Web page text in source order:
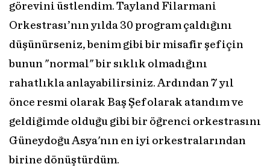
görevini üstlendim. Tayland Filarmani
Orkestrası’nın yılda 30 program çaldığını
düşünürseniz, benim gibi bir misafir şef için
bunun "normal" bir sıklık olmadığını
rahatlıkla anlayabilirsiniz. Ardından 7 yıl
önce resmi olarak Baş Şef olarak atandım ve
geldiğimde olduğu gibi bir öğrenci orkestrasını
Güneydoğu Asya'nın en iyi orkestralarından
birine dönüştürdüm.